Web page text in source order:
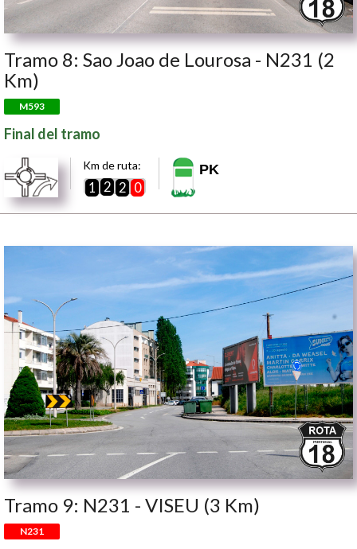
Tramo 8: Sao Joao de Lourosa - N231 (2
Km)
M593
Final del tramo
Km de ruta:
1 2 2 0
PK
Tramo 9: N231 - VISEU (3 Km)
N231